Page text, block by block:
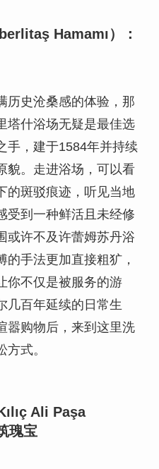
Hamamı）：
历史沧桑感的体验，那
塔什浴场无疑是最佳选
手，建于1584年并持续
貌。走进浴场，可以看
的斑驳痕迹，听见当地
受到一种鲜活且未经修
或许不及许蕾姆苏丹浴
手法更加直接粗犷，
你不仅是被服务的游
几百年延续的日常生
嚣购物后，来到这里洗
式。
Ali Paşa
瑰宝